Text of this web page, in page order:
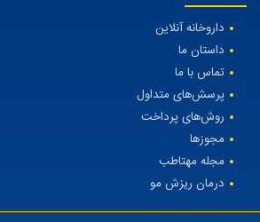
داروخانه آنلاین
داستان ما
تماس با ما
پرسش‌های متداول
روش‌های پرداخت
مجوزها
مجله مهتاطب
درمان ریزش مو